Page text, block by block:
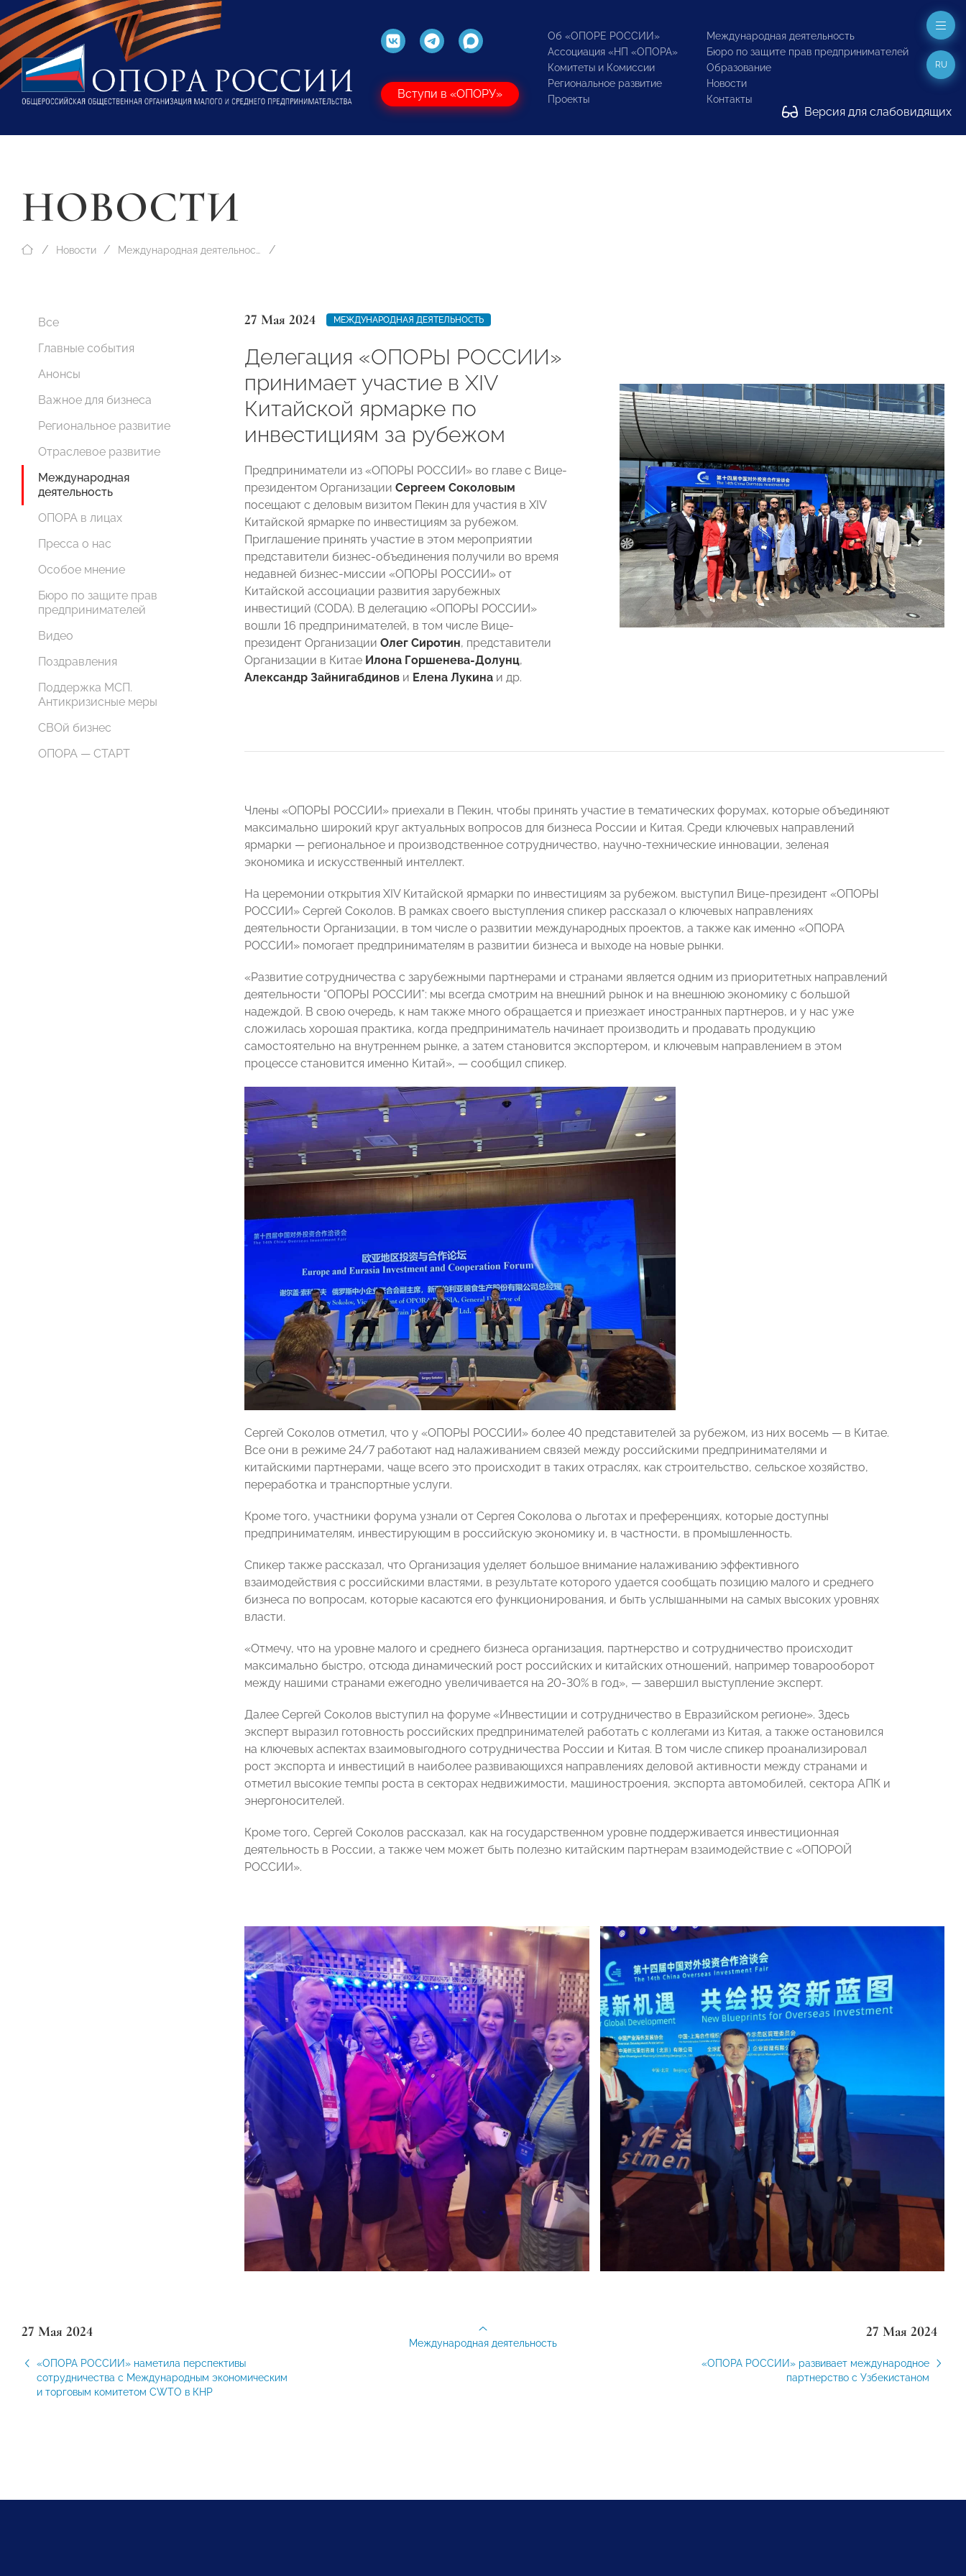
Вступи в «ОПОРУ»
Об «ОПОРЕ РОССИИ»
Ассоциация «НП «ОПОРА»
Комитеты и Комиссии
Региональное развитие
Проекты
Международная деятельность
Бюро по защите прав предпринимателей
Образование
Новости
Контакты
Версия для слабовидящих
RU
НОВОСТИ
Новости Международная деятельность
Все
Главные события
Анонсы
Важное для бизнеса
Региональное развитие
Отраслевое развитие
Международная
деятельность
ОПОРА в лицах
Пресса о нас
Особое мнение
Бюро по защите прав
предпринимателей
Видео
Поздравления
Поддержка МСП.
Антикризисные меры
СВОй бизнес
ОПОРА — СТАРТ
27 Мая 2024 МЕЖДУНАРОДНАЯ ДЕЯТЕЛЬНОСТЬ
Делегация «ОПОРЫ РОССИИ»
принимает участие в XIV
Китайской ярмарке по
инвестициям за рубежом
Предприниматели из «ОПОРЫ РОССИИ» во главе с Вице-
президентом Организации Сергеем Соколовым
посещают с деловым визитом Пекин для участия в XIV
Китайской ярмарке по инвестициям за рубежом.
Приглашение принять участие в этом мероприятии
представители бизнес-объединения получили во время
недавней бизнес-миссии «ОПОРЫ РОССИИ» от
Китайской ассоциации развития зарубежных
инвестиций (CODA). В делегацию «ОПОРЫ РОССИИ»
вошли 16 предпринимателей, в том числе Вице-
президент Организации Олег Сиротин, представители
Организации в Китае Илона Горшенева-Долунц,
Александр Зайнигабдинов и Елена Лукина и др.
Члены «ОПОРЫ РОССИИ» приехали в Пекин, чтобы принять участие в тематических форумах, которые объединяют
максимально широкий круг актуальных вопросов для бизнеса России и Китая. Среди ключевых направлений
ярмарки — региональное и производственное сотрудничество, научно-технические инновации, зеленая
экономика и искусственный интеллект.
На церемонии открытия XIV Китайской ярмарки по инвестициям за рубежом. выступил Вице-президент «ОПОРЫ
РОССИИ» Сергей Соколов. В рамках своего выступления спикер рассказал о ключевых направлениях
деятельности Организации, в том числе о развитии международных проектов, а также как именно «ОПОРА
РОССИИ» помогает предпринимателям в развитии бизнеса и выходе на новые рынки.
«Развитие сотрудничества с зарубежными партнерами и странами является одним из приоритетных направлений
деятельности “ОПОРЫ РОССИИ”: мы всегда смотрим на внешний рынок и на внешнюю экономику с большой
надеждой. В свою очередь, к нам также много обращается и приезжает иностранных партнеров, и у нас уже
сложилась хорошая практика, когда предприниматель начинает производить и продавать продукцию
самостоятельно на внутреннем рынке, а затем становится экспортером, и ключевым направлением в этом
процессе становится именно Китай», — сообщил спикер.
Сергей Соколов отметил, что у «ОПОРЫ РОССИИ» более 40 представителей за рубежом, из них восемь — в Китае.
Все они в режиме 24/7 работают над налаживанием связей между российскими предпринимателями и
китайскими партнерами, чаще всего это происходит в таких отраслях, как строительство, сельское хозяйство,
переработка и транспортные услуги.
Кроме того, участники форума узнали от Сергея Соколова о льготах и преференциях, которые доступны
предпринимателям, инвестирующим в российскую экономику и, в частности, в промышленность.
Спикер также рассказал, что Организация уделяет большое внимание налаживанию эффективного
взаимодействия с российскими властями, в результате которого удается сообщать позицию малого и среднего
бизнеса по вопросам, которые касаются его функционирования, и быть услышанными на самых высоких уровнях
власти.
«Отмечу, что на уровне малого и среднего бизнеса организация, партнерство и сотрудничество происходит
максимально быстро, отсюда динамический рост российских и китайских отношений, например товарооборот
между нашими странами ежегодно увеличивается на 20-30% в год», — завершил выступление эксперт.
Далее Сергей Соколов выступил на форуме «Инвестиции и сотрудничество в Евразийском регионе». Здесь
эксперт выразил готовность российских предпринимателей работать с коллегами из Китая, а также остановился
на ключевых аспектах взаимовыгодного сотрудничества России и Китая. В том числе спикер проанализировал
рост экспорта и инвестиций в наиболее развивающихся направлениях деловой активности между странами и
отметил высокие темпы роста в секторах недвижимости, машиностроения, экспорта автомобилей, сектора АПК и
энергоносителей.
Кроме того, Сергей Соколов рассказал, как на государственном уровне поддерживается инвестиционная
деятельность в России, а также чем может быть полезно китайским партнерам взаимодействие с «ОПОРОЙ
РОССИИ».
27 Мая 2024
«ОПОРА РОССИИ» наметила перспективы
сотрудничества с Международным экономическим
и торговым комитетом CWTO в КНР
27 Мая 2024
«ОПОРА РОССИИ» развивает международное
партнерство с Узбекистаном
Международная деятельность